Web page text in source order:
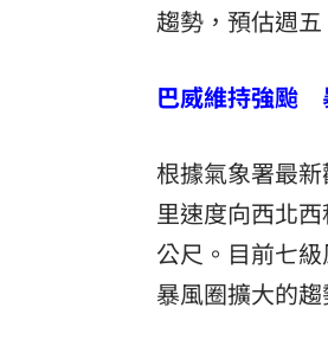
趨勢，預估週
巴威維持強颱
根據氣象署最
里速度向西北
公尺。目前七
暴風圈擴大的趨